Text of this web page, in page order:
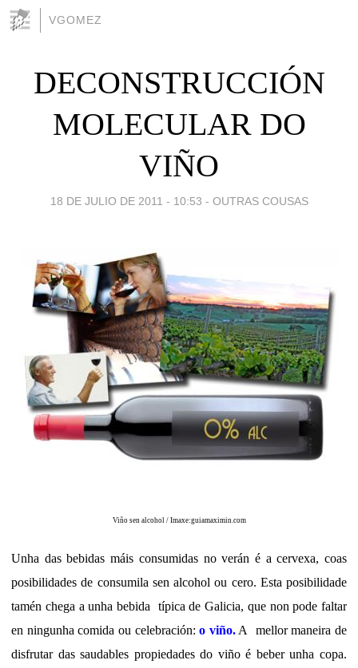
VGOMEZ
DECONSTRUCCIÓN
MOLECULAR DO
VIÑO
18 DE JULIO DE 2011 - 10:53 - OUTRAS COUSAS
Viño sen alcohol / Imaxe:guiamaximin.com
Unha das bebidas máis consumidas no verán é a cervexa, coas
posibilidades de consumila sen alcohol ou cero. Esta posibilidade
tamén chega a unha bebida típica de Galicia, que non pode faltar
en ningunha comida ou celebración:o viño.A mellor maneira de
disfrutar das saudables propiedades do viño é beber unha copa.